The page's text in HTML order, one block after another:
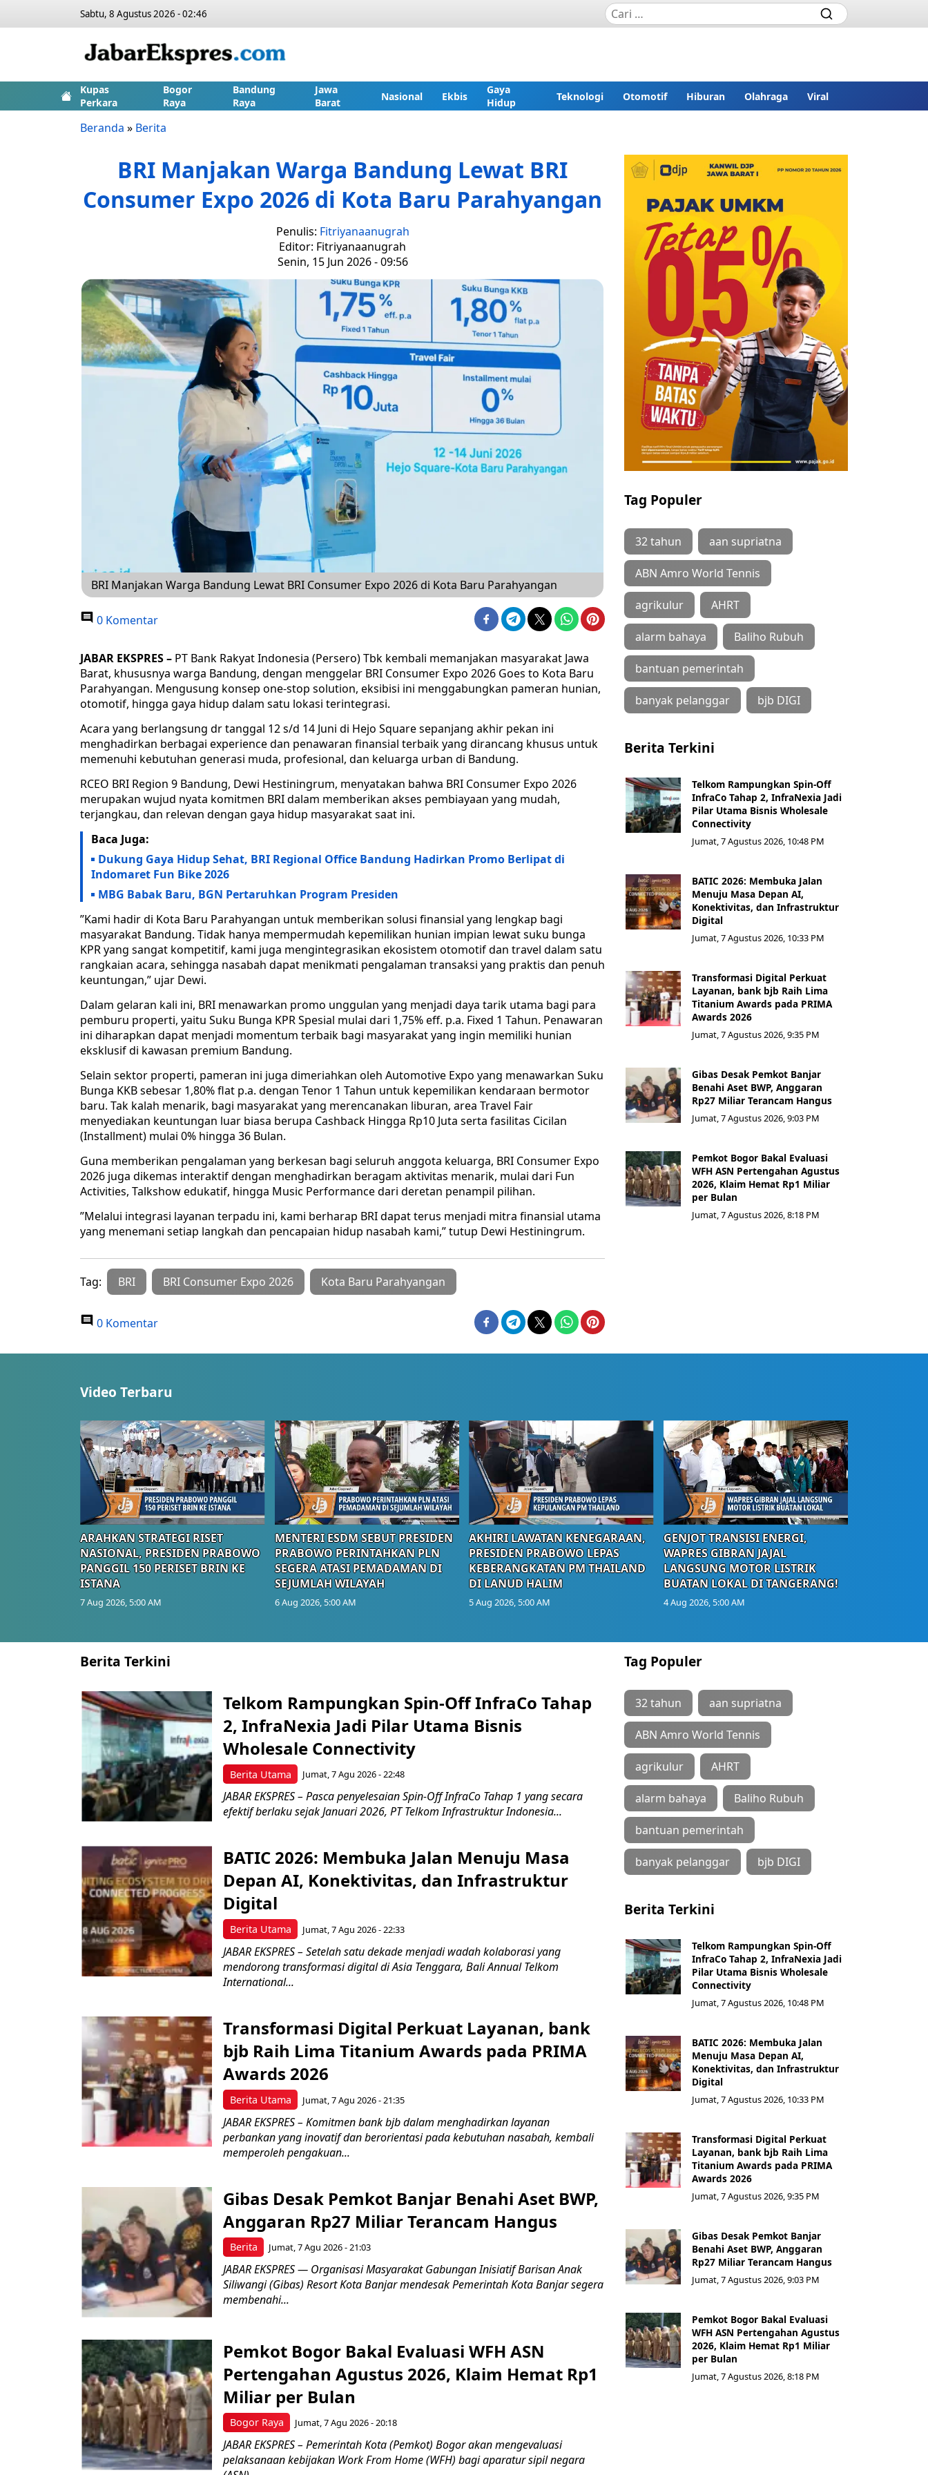
Sabtu, 8 Agustus 2026 - 02:46
Kupas
Perkara
Bogor
Raya
Bandung
Raya
Jawa
Barat
Nasional Ekbis
Gaya
Hidup
Teknologi Otomotif Hiburan Olahraga Viral
Beranda » Berita
BRI Manjakan Warga Bandung Lewat BRI
Consumer Expo 2026 di Kota Baru Parahyangan
Penulis: Fitriyanaanugrah
Editor: Fitriyanaanugrah
Senin, 15 Jun 2026 - 09:56
BRI Manjakan Warga Bandung Lewat BRI Consumer Expo 2026 di Kota Baru Parahyangan
0 Komentar
JABAR EKSPRES – PT Bank Rakyat Indonesia (Persero) Tbk kembali memanjakan masyarakat Jawa
Barat, khususnya warga Bandung, dengan menggelar BRI Consumer Expo 2026 Goes to Kota Baru
Parahyangan. Mengusung konsep one-stop solution, eksibisi ini menggabungkan pameran hunian,
otomotif, hingga gaya hidup dalam satu lokasi terintegrasi.
​Acara yang berlangsung dr tanggal 12 s/d 14 Juni di Hejo Square sepanjang akhir pekan ini
menghadirkan berbagai experience dan penawaran finansial terbaik yang dirancang khusus untuk
memenuhi kebutuhan generasi muda, profesional, dan keluarga urban di Bandung.
​RCEO BRI Region 9 Bandung, Dewi Hestiningrum, menyatakan bahwa BRI Consumer Expo 2026
merupakan wujud nyata komitmen BRI dalam memberikan akses pembiayaan yang mudah,
terjangkau, dan relevan dengan gaya hidup masyarakat saat ini.
Baca Juga:
Dukung Gaya Hidup Sehat, BRI Regional Office Bandung Hadirkan Promo Berlipat di
Indomaret Fun Bike 2026
MBG Babak Baru, BGN Pertaruhkan Program Presiden
​”Kami hadir di Kota Baru Parahyangan untuk memberikan solusi finansial yang lengkap bagi
masyarakat Bandung. Tidak hanya mempermudah kepemilikan hunian impian lewat suku bunga
KPR yang sangat kompetitif, kami juga mengintegrasikan ekosistem otomotif dan travel dalam satu
rangkaian acara, sehingga nasabah dapat menikmati pengalaman transaksi yang praktis dan penuh
keuntungan,” ujar Dewi.
​Dalam gelaran kali ini, BRI menawarkan promo unggulan yang menjadi daya tarik utama bagi para
pemburu properti, yaitu Suku Bunga KPR Spesial mulai dari 1,75% eff. p.a. Fixed 1 Tahun. Penawaran
ini diharapkan dapat menjadi momentum terbaik bagi masyarakat yang ingin memiliki hunian
eksklusif di kawasan premium Bandung.
​Selain sektor properti, pameran ini juga dimeriahkan oleh Automotive Expo yang menawarkan Suku
Bunga KKB sebesar 1,80% flat p.a. dengan Tenor 1 Tahun untuk kepemilikan kendaraan bermotor
baru. Tak kalah menarik, bagi masyarakat yang merencanakan liburan, area Travel Fair
menyediakan keuntungan luar biasa berupa Cashback Hingga Rp10 Juta serta fasilitas Cicilan
(Installment) mulai 0% hingga 36 Bulan.
​Guna memberikan pengalaman yang berkesan bagi seluruh anggota keluarga, BRI Consumer Expo
2026 juga dikemas interaktif dengan menghadirkan beragam aktivitas menarik, mulai dari Fun
Activities, Talkshow edukatif, hingga Music Performance dari deretan penampil pilihan.
​”Melalui integrasi layanan terpadu ini, kami berharap BRI dapat terus menjadi mitra finansial utama
yang menemani setiap langkah dan pencapaian hidup nasabah kami,” tutup Dewi Hestiningrum.
Tag: BRI BRI Consumer Expo 2026 Kota Baru Parahyangan
0 Komentar
Tag Populer
32 tahun aan supriatna
ABN Amro World Tennis
agrikulur AHRT
alarm bahaya Baliho Rubuh
bantuan pemerintah
banyak pelanggar bjb DIGI
Berita Terkini
Telkom Rampungkan Spin-Off
InfraCo Tahap 2, InfraNexia Jadi
Pilar Utama Bisnis Wholesale
Connectivity
Jumat, 7 Agustus 2026, 10:48 PM
BATIC 2026: Membuka Jalan
Menuju Masa Depan AI,
Konektivitas, dan Infrastruktur
Digital
Jumat, 7 Agustus 2026, 10:33 PM
Transformasi Digital Perkuat
Layanan, bank bjb Raih Lima
Titanium Awards pada PRIMA
Awards 2026
Jumat, 7 Agustus 2026, 9:35 PM
Gibas Desak Pemkot Banjar
Benahi Aset BWP, Anggaran
Rp27 Miliar Terancam Hangus
Jumat, 7 Agustus 2026, 9:03 PM
Pemkot Bogor Bakal Evaluasi
WFH ASN Pertengahan Agustus
2026, Klaim Hemat Rp1 Miliar
per Bulan
Jumat, 7 Agustus 2026, 8:18 PM
Video Terbaru
ARAHKAN STRATEGI RISET
NASIONAL, PRESIDEN PRABOWO
PANGGIL 150 PERISET BRIN KE
ISTANA
7 Aug 2026, 5:00 AM
MENTERI ESDM SEBUT PRESIDEN
PRABOWO PERINTAHKAN PLN
SEGERA ATASI PEMADAMAN DI
SEJUMLAH WILAYAH
6 Aug 2026, 5:00 AM
AKHIRI LAWATAN KENEGARAAN,
PRESIDEN PRABOWO LEPAS
KEBERANGKATAN PM THAILAND
DI LANUD HALIM
5 Aug 2026, 5:00 AM
GENJOT TRANSISI ENERGI,
WAPRES GIBRAN JAJAL
LANGSUNG MOTOR LISTRIK
BUATAN LOKAL DI TANGERANG!
4 Aug 2026, 5:00 AM
Berita Terkini
Berita Utama
Telkom Rampungkan Spin-Off InfraCo Tahap
2, InfraNexia Jadi Pilar Utama Bisnis
Wholesale Connectivity
Jumat, 7 Agu 2026 - 22:48
JABAR EKSPRES – Pasca penyelesaian Spin-Off InfraCo Tahap 1 yang secara
efektif berlaku sejak Januari 2026, PT Telkom Infrastruktur Indonesia...
Berita Utama
BATIC 2026: Membuka Jalan Menuju Masa
Depan AI, Konektivitas, dan Infrastruktur
Digital
Jumat, 7 Agu 2026 - 22:33
JABAR EKSPRES – Setelah satu dekade menjadi wadah kolaborasi yang
mendorong transformasi digital di Asia Tenggara, Bali Annual Telkom
International...
Berita Utama
Transformasi Digital Perkuat Layanan, bank
bjb Raih Lima Titanium Awards pada PRIMA
Awards 2026
Jumat, 7 Agu 2026 - 21:35
JABAR EKSPRES – Komitmen bank bjb dalam menghadirkan layanan
perbankan yang inovatif dan berorientasi pada kebutuhan nasabah, kembali
memperoleh pengakuan...
Berita
Gibas Desak Pemkot Banjar Benahi Aset BWP,
Anggaran Rp27 Miliar Terancam Hangus
Jumat, 7 Agu 2026 - 21:03
JABAR EKSPRES — Organisasi Masyarakat Gabungan Inisiatif Barisan Anak
Siliwangi (Gibas) Resort Kota Banjar mendesak Pemerintah Kota Banjar segera
membenahi...
Bogor Raya
Pemkot Bogor Bakal Evaluasi WFH ASN
Pertengahan Agustus 2026, Klaim Hemat Rp1
Miliar per Bulan
Jumat, 7 Agu 2026 - 20:18
JABAR EKSPRES – Pemerintah Kota (Pemkot) Bogor akan mengevaluasi
pelaksanaan kebijakan Work From Home (WFH) bagi aparatur sipil negara
Tag Populer
32 tahun aan supriatna
ABN Amro World Tennis
agrikulur AHRT
alarm bahaya Baliho Rubuh
bantuan pemerintah
banyak pelanggar bjb DIGI
Berita Terkini
Telkom Rampungkan Spin-Off
InfraCo Tahap 2, InfraNexia Jadi
Pilar Utama Bisnis Wholesale
Connectivity
Jumat, 7 Agustus 2026, 10:48 PM
BATIC 2026: Membuka Jalan
Menuju Masa Depan AI,
Konektivitas, dan Infrastruktur
Digital
Jumat, 7 Agustus 2026, 10:33 PM
Transformasi Digital Perkuat
Layanan, bank bjb Raih Lima
Titanium Awards pada PRIMA
Awards 2026
Jumat, 7 Agustus 2026, 9:35 PM
Gibas Desak Pemkot Banjar
Benahi Aset BWP, Anggaran
Rp27 Miliar Terancam Hangus
Jumat, 7 Agustus 2026, 9:03 PM
Pemkot Bogor Bakal Evaluasi
WFH ASN Pertengahan Agustus
2026, Klaim Hemat Rp1 Miliar
per Bulan
Jumat, 7 Agustus 2026, 8:18 PM